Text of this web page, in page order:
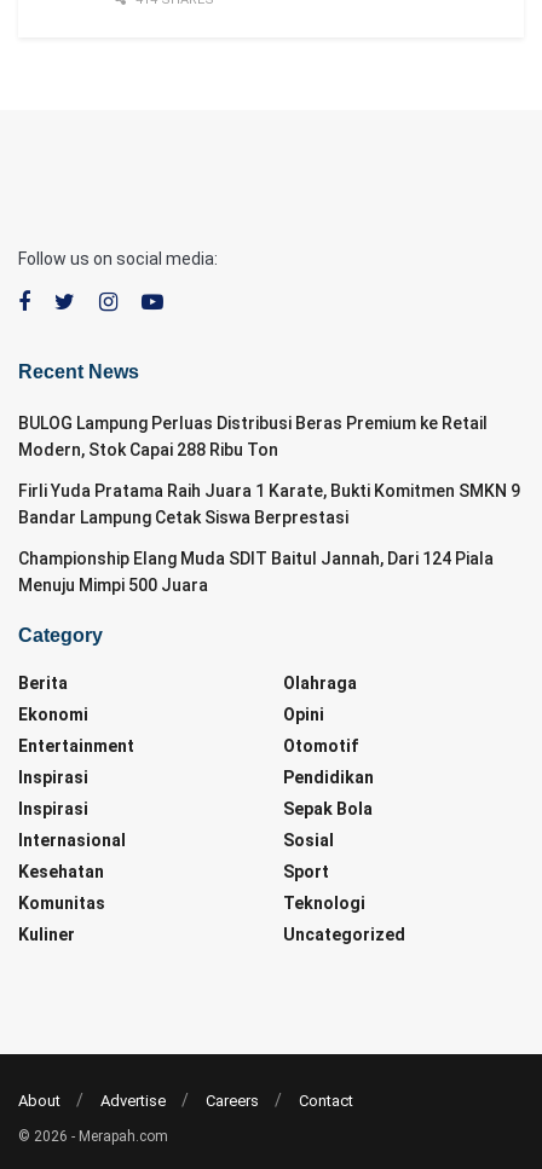
Follow us on social media:
Recent News
BULOG Lampung Perluas Distribusi Beras Premium ke Retail
Modern, Stok Capai 288 Ribu Ton
Firli Yuda Pratama Raih Juara 1 Karate, Bukti Komitmen SMKN 9
Bandar Lampung Cetak Siswa Berprestasi
Championship Elang Muda SDIT Baitul Jannah, Dari 124 Piala
Menuju Mimpi 500 Juara
Category
Berita
Ekonomi
Entertainment
Inspirasi
Inspirasi
Internasional
Kesehatan
Komunitas
Kuliner
Olahraga
Opini
Otomotif
Pendidikan
Sepak Bola
Sosial
Sport
Teknologi
Uncategorized
About Advertise Careers Contact
© 2026 - Merapah.com